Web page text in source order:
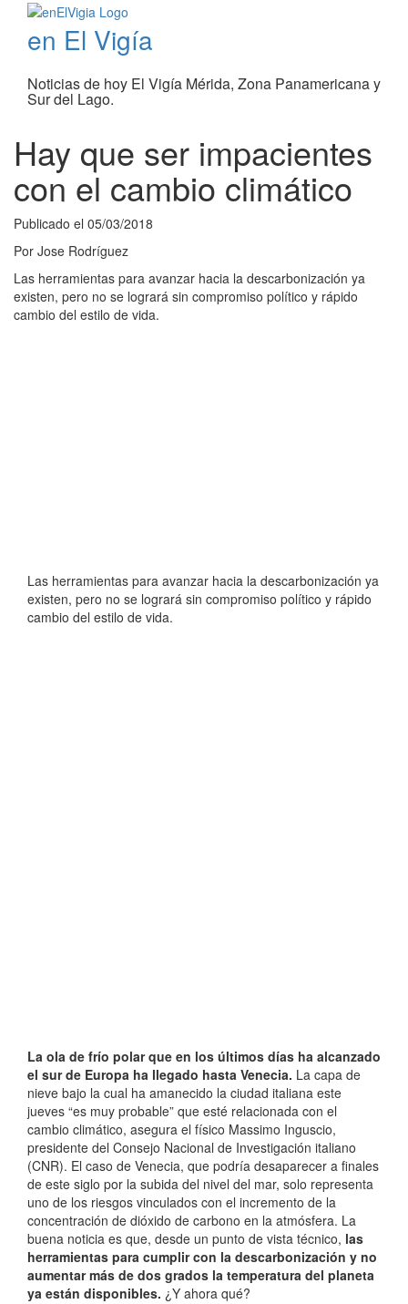
en El Vigía
Noticias de hoy El Vigía Mérida, Zona Panamericana y
Sur del Lago.
Hay que ser impacientes
con el cambio climático
Publicado el 05/03/2018
Por Jose Rodríguez
Las herramientas para avanzar hacia la descarbonización ya
existen, pero no se logrará sin compromiso político y rápido
cambio del estilo de vida.
Las herramientas para avanzar hacia la descarbonización ya
existen, pero no se logrará sin compromiso político y rápido
cambio del estilo de vida.
La ola de frío polar que en los últimos días ha alcanzado
el sur de Europa ha llegado hasta Venecia. La capa de
nieve bajo la cual ha amanecido la ciudad italiana este
jueves “es muy probable” que esté relacionada con el
cambio climático, asegura el físico Massimo Inguscio,
presidente del Consejo Nacional de Investigación italiano
(CNR). El caso de Venecia, que podría desaparecer a finales
de este siglo por la subida del nivel del mar, solo representa
uno de los riesgos vinculados con el incremento de la
concentración de dióxido de carbono en la atmósfera. La
buena noticia es que, desde un punto de vista técnico, las
herramientas para cumplir con la descarbonización y no
aumentar más de dos grados la temperatura del planeta
ya están disponibles. ¿Y ahora qué?